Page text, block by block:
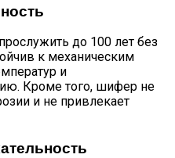
до 100 лет без
к механическим
и
Кроме того, шифер не
и не привлекает